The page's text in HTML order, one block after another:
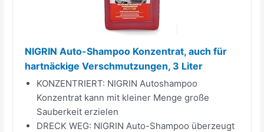
NIGRIN Auto-Shampoo Konzentrat, auch für
hartnäckige Verschmutzungen, 3 Liter
KONZENTRIERT: NIGRIN Autoshampoo
Konzentrat kann mit kleiner Menge große
Sauberkeit erzielen
DRECK WEG: NIGRIN Auto-Shampoo überzeugt